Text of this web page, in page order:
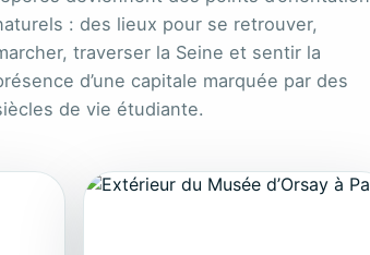
: des lieux pour se retrouver,
traverser la Seine et sentir la
d’une capitale marquée par des
de vie étudiante.